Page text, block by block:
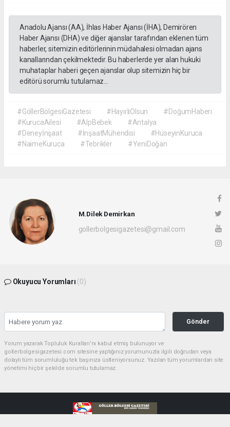
Anadolu Ajansı (AA), İhlas Haber Ajansı (İHA), Demirören
Haber Ajansı (DHA) ve diğer ajanslar tarafından eklenen tüm
haberler, sitemizin editörlerinin müdahalesi olmadan ajans
kanallarından çekilmektedir. Bu haberlerde yer alan hukuki
muhataplar haberi geçen ajanslar olup sitemizin hiç bir
editörü sorumlu tutulamaz...
#GöllerBölgesiGazetesi #HayırlıOlsun
#DoğumHaberi
#KurucaAilesi
#AlpBebek
#Antalya
#Deneyİnşaat
#İnşaatMühendisi
#HüseyinKuruca
#NaimeKuruca
#Tebrikler #YeniDoğan
M.Dilek Demirkan
gollerbolgesigazetesi@gmail.com
Okuyucu Yorumları (0)
Gönder
Yorum yazarak Topluluk Kuralları’nı kabul etmiş bulunuyor ve
gollerbolgesigazetesi.com sitesine yaptığınız yorumunuzla ilgili doğrudan veya
dolaylı tüm sorumluluğu tek başınıza üstleniyorsunuz. Yazılan tüm yorumlardan site
yönetimi hiçbir şekilde sorumlu tutulamaz.